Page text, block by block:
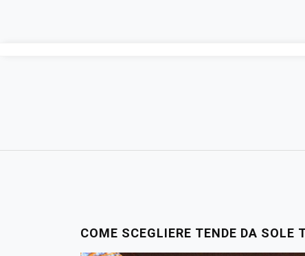
COME SCEGLIERE TENDE DA SOLE